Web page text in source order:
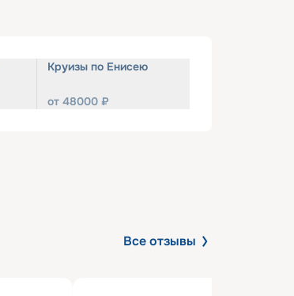
Круизы по Енисею
от 48000 ₽
Все отзывы